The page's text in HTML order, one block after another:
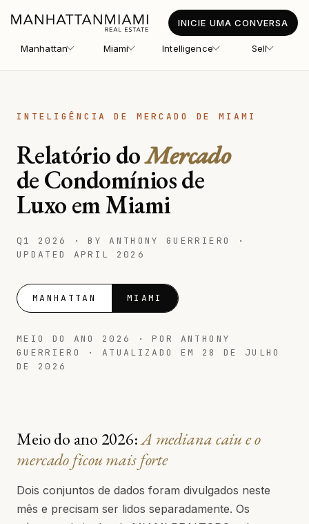
Manhattan Miami Intelligence Sell
INICIE UMA CONVERSA
INTELIGÊNCIA DE MERCADO DE MIAMI
Relatório doMercado
de Condomínios de
Luxo em Miami
Q1 2026 · BY ANTHONY GUERRIERO ·
UPDATED APRIL 2026
MANHATTAN MIAMI
MEIO DO ANO 2026 · POR ANTHONY
GUERRIERO · ATUALIZADO EM 28 DE JULHO
DE 2026
Meio do ano 2026:A mediana caiu e o
mercado ficou mais forte
Dois conjuntos de dados foram divulgados neste
mês e precisam ser lidos separadamente. Os